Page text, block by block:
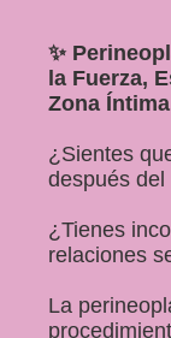
✨
la Fuerza,
Zona Íntima
¿Sientes
después
¿Tienes
relaciones
La